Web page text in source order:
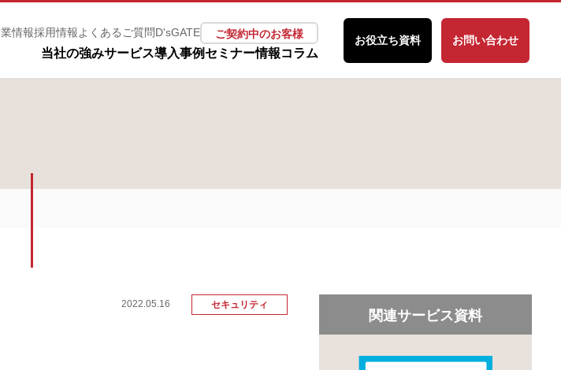
当社の強みサービス導入事例 セミナー情報コラム
情報採用情報よくあるご質問D'sGATE ご契約中のお客様 お役立ち資料 お問い合わせ
2022.05.16 セキュリティ
関連サービス資料